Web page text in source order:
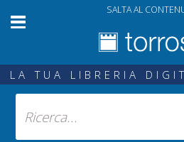
SALTA AL
LA TUA LIBRERIA